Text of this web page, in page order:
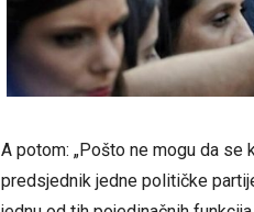
A potom: „Pošto ne mogu da se
predsjednik jedne političke